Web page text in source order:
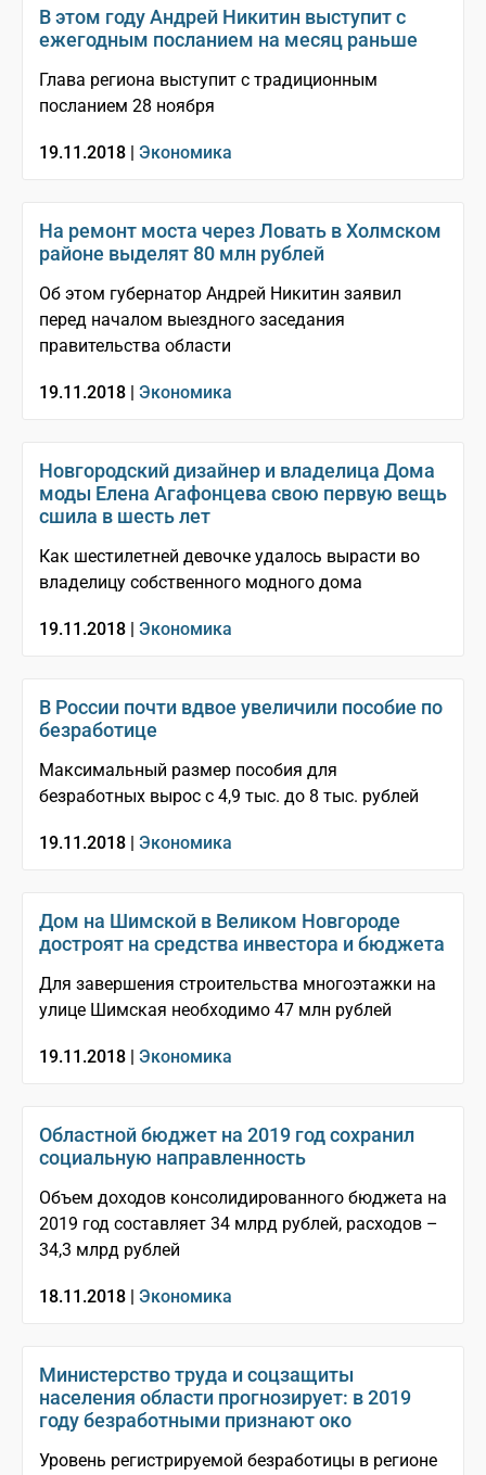
В этом году Андрей Никитин выступит с
ежегодным посланием на месяц раньше
Глава региона выступит с традиционным
посланием 28 ноября
19.11.2018 | Экономика
На ремонт моста через Ловать в Холмском
районе выделят 80 млн рублей
Об этом губернатор Андрей Никитин заявил
перед началом выездного заседания
правительства области
19.11.2018 | Экономика
Новгородский дизайнер и владелица Дома
моды Елена Агафонцева свою первую вещь
сшила в шесть лет
Как шестилетней девочке удалось вырасти во
владелицу собственного модного дома
19.11.2018 | Экономика
В России почти вдвое увеличили пособие по
безработице
Максимальный размер пособия для
безработных вырос с 4,9 тыс. до 8 тыс. рублей
19.11.2018 | Экономика
Дом на Шимской в Великом Новгороде
достроят на средства инвестора и бюджета
Для завершения строительства многоэтажки на
улице Шимская необходимо 47 млн рублей
19.11.2018 | Экономика
Областной бюджет на 2019 год сохранил
социальную направленность
Объем доходов консолидированного бюджета на
2019 год составляет 34 млрд рублей, расходов –
34,3 млрд рублей
18.11.2018 | Экономика
Министерство труда и соцзащиты
населения области прогнозирует: в 2019
году безработными признают око
Уровень регистрируемой безработицы в регионе